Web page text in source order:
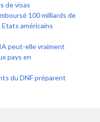
de visas
100 milliards de
américains
peut-elle vraiment
pays en